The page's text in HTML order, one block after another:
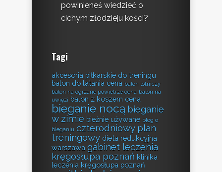
powinieneś wiedzieć o
cichym złodzieju kości?
Tagi
akcesoria piłkarskie do treningu
balon do latania cena balon lotniczy
balon na ogrzane powietrze cena balon na
uwięzi balon z koszem cena
bieganie nocą bieganie
w zimie bieżnie używane blog o
bieganiu czterodniowy plan
treningowy dieta redukcyjna
warszawa gabinet leczenia
kręgosłupa poznań klinika
leczenia kręgosłupa poznań